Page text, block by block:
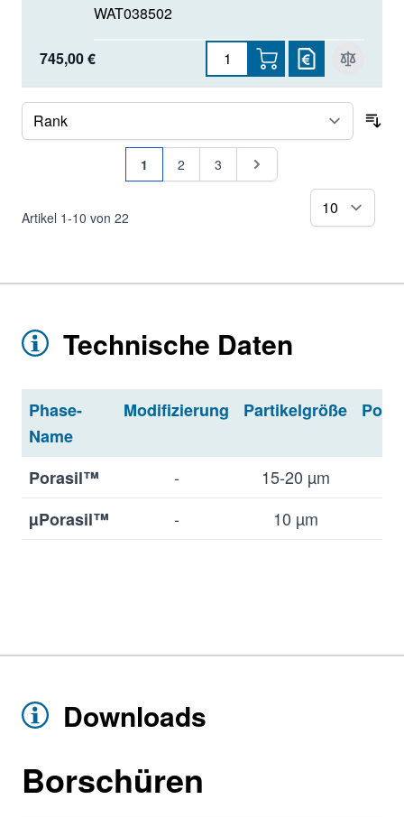
WAT038502
745,00 €
Artikel 1-10 von 22
Seite
Sie lesen gerade Seite
1 Seite
2 Seite
3 Seite
Technische Daten
Phase-
Name
Modifizierung Partikelgröße
Porasil™ - 15-20 µm
µPorasil™
- 10 µm
Downloads
Borschüren